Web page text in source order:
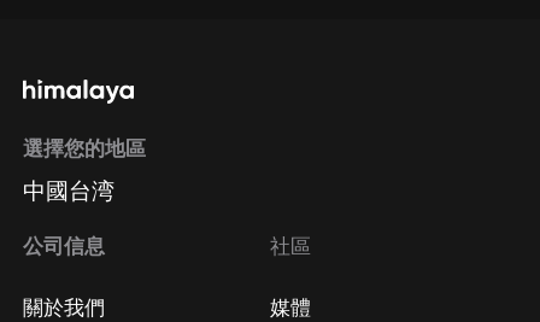
選擇您的地區
中國台湾
公司信息
關於我們
社區
媒體